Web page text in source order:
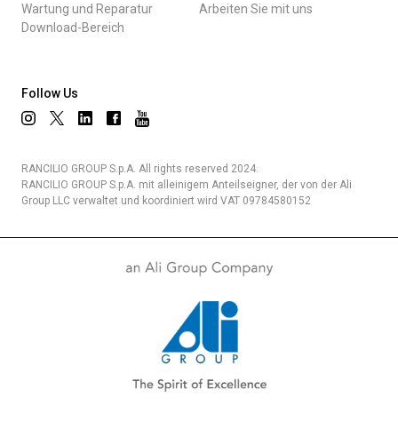
Wartung und Reparatur
Download-Bereich
Arbeiten Sie mit uns
Follow Us
RANCILIO GROUP S.p.A. All rights reserved 2024.
RANCILIO GROUP S.p.A. mit alleinigem Anteilseigner, der von der Ali
Group LLC verwaltet und koordiniert wird VAT 09784580152